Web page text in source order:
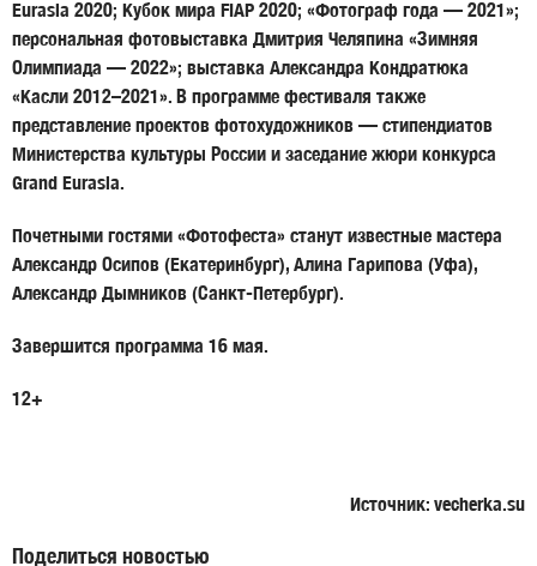
Eurasia 2020; Кубок мира FIAP 2020; «Фотограф года — 2021»;
персональная фотовыставка Дмитрия Челяпина «Зимняя
Олимпиада — 2022»; выставка Александра Кондратюка
«Касли 2012–2021». В программе фестиваля также
представление проектов фотохудожников — стипендиатов
Министерства культуры России и заседание жюри конкурса
Grand Eurasia.
Почетными гостями «Фотофеста» станут известные мастера
Александр Осипов (Екатеринбург), Алина Гарипова (Уфа),
Александр Дымников (Санкт-Петербург).
Завершится программа 16 мая.
12+
Источник: vecherka.su
Поделиться новостью